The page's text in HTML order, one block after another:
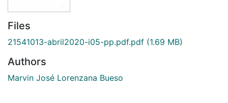
Files
21541013-abril2020-i05-pp.pdf.pdf (1.69 MB)
Authors
Marvin José Lorenzana Bueso